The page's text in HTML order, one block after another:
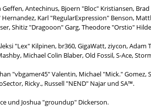
Antechinus, Bjoern "Bloc" Kristiansen,
Karl "RegularExpression" Benson,
Shitiz "Dragooon" Garg, Theodore "Orstio"
"Lex" Kilpinen, br360, GigaWatt, ziycon,
Michael Colin Blaber, Old Fossil, S-Ace,
"vbgamer45" Valentin, Michael "Mick."
Ricky., Russell "NEND" Najar und SA™.
und Joshua "groundup" Dickerson.